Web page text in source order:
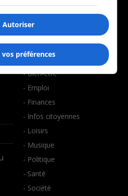
BALADOS
- Affaires
- Art de vivre
- Bien-être
- Emploi
- Finances
- Infos citoyennes
- Loisirs
- Musique
- Politique
- Santé
- Société
Autoriser
vos préférences